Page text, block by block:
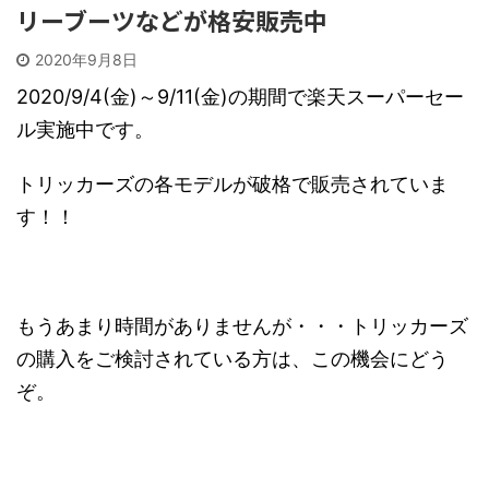
リーブーツなどが格安販売中
2020年9月8日
2020/9/4(金) ～ 9/11(金)の期間で楽天スーパーセー
ル実施中です。
トリッカーズの各モデルが破格で販売されていま
す！！
もうあまり時間がありませんが・・・トリッカーズ
の購入をご検討されている方は、この機会にどう
ぞ。